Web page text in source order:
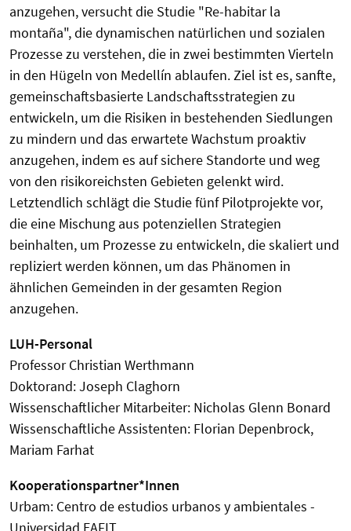
anzugehen, versucht die Studie "Re-habitar la
montaña", die dynamischen natürlichen und sozialen
Prozesse zu verstehen, die in zwei bestimmten Vierteln
in den Hügeln von Medellín ablaufen. Ziel ist es, sanfte,
gemeinschaftsbasierte Landschaftsstrategien zu
entwickeln, um die Risiken in bestehenden Siedlungen
zu mindern und das erwartete Wachstum proaktiv
anzugehen, indem es auf sichere Standorte und weg
von den risikoreichsten Gebieten gelenkt wird.
Letztendlich schlägt die Studie fünf Pilotprojekte vor,
die eine Mischung aus potenziellen Strategien
beinhalten, um Prozesse zu entwickeln, die skaliert und
repliziert werden können, um das Phänomen in
ähnlichen Gemeinden in der gesamten Region
anzugehen.
LUH-Personal
Professor Christian Werthmann
Doktorand: Joseph Claghorn
Wissenschaftlicher Mitarbeiter: Nicholas Glenn Bonard
Wissenschaftliche Assistenten: Florian Depenbrock,
Mariam Farhat
Kooperationspartner*Innen
Urbam: Centro de estudios urbanos y ambientales -
Universidad EAFIT